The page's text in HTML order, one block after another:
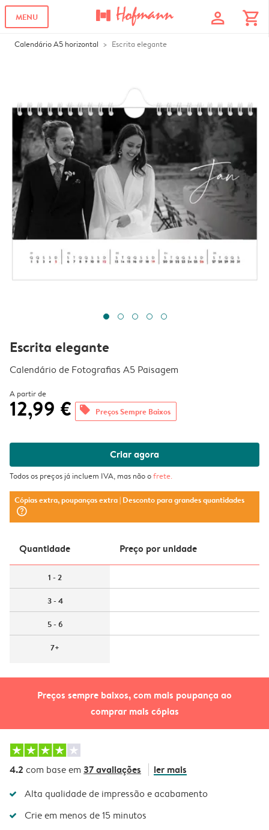
MENU profile shopping_cart
Calendário A5 horizontal Escrita elegante
Preços sempre baixos, com mais poupança ao
comprar mais cópias
Escrita elegante
Calendário de Fotografias A5 Paisagem
A partir de
12,99 € offers Preços Sempre Baixos
Criar agora
Todos os preços já incluem IVA, mas não ofrete.
Cópias extra, poupanças extra| Desconto para grandes quantidades
question_mark_circle
Quantidade Preço por unidade
1 - 2
3 - 4
5 - 6
7+
4.2 com base em 37 avaliações ler mais
Alta qualidade de impressão e acabamento
Crie em menos de 15 minutos